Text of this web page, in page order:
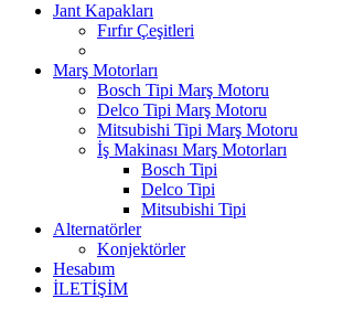
Jant Kapakları
Fırfır Çeşitleri
Marş Motorları
Bosch Tipi Marş Motoru
Delco Tipi Marş Motoru
Mitsubishi Tipi Marş Motoru
İş Makinası Marş Motorları
Bosch Tipi
Delco Tipi
Mitsubishi Tipi
Alternatörler
Konjektörler
Hesabım
İLETİŞİM